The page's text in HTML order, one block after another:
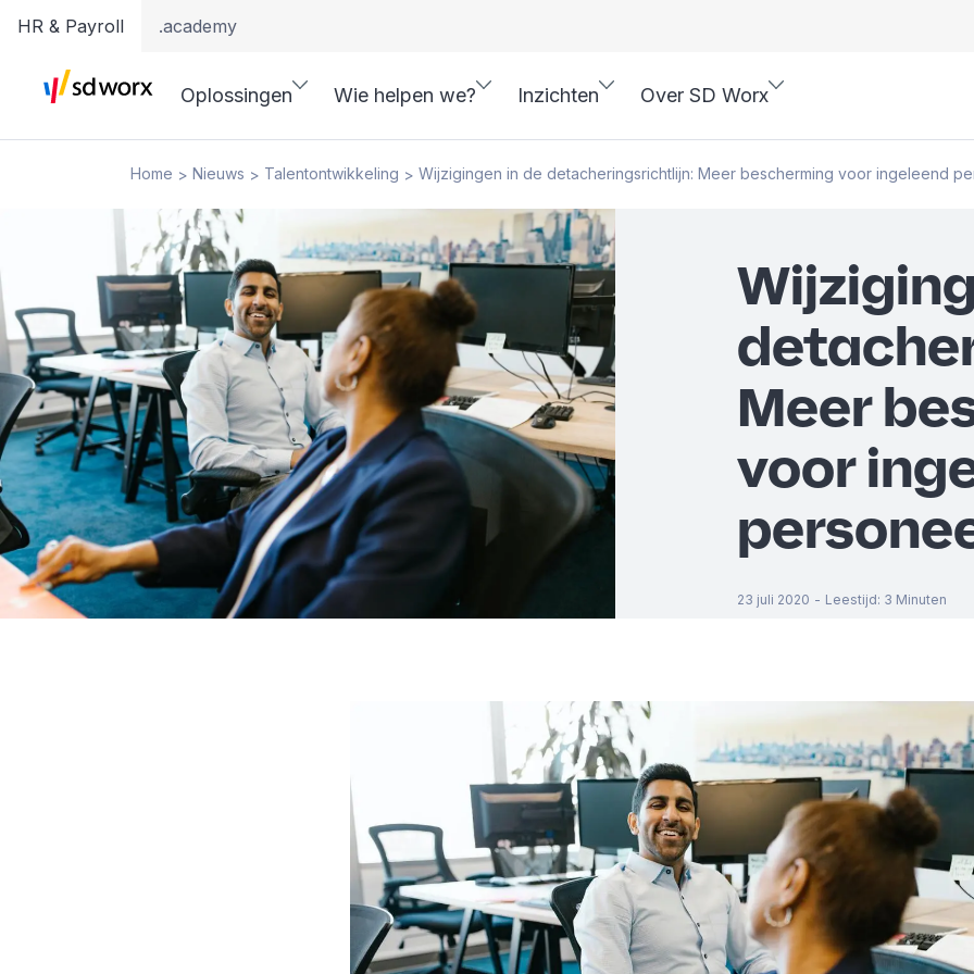
HR & Payroll .academy
Oplossingen Wie helpen we? Inzichten Over SD Worx
Home > Nieuws > Talentontwikkeling > Wijzigingen in de detacheringsrichtlijn: Meer bescherming voor ingeleend
Meer
voor
23 juli 2020 - Leestijd: 3 Minuten